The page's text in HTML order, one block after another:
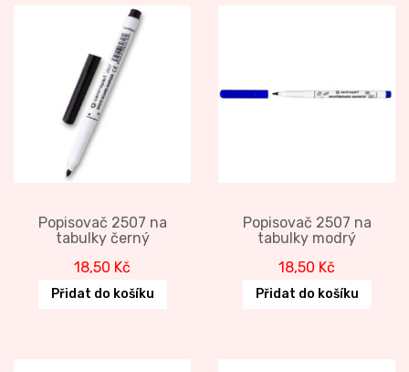
Popisovač 2507 na
tabulky černý
18,50 Kč
Přidat do košíku
Popisovač 2507 na
tabulky modrý
18,50 Kč
Přidat do košíku